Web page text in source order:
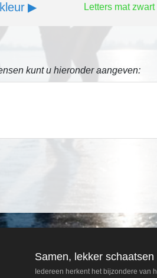
als alles om
draait
Letters mat zwart
kunt u hieronder aangeven:
Samen, lekker schaatsen
Iedereen herkent het bijzondere van